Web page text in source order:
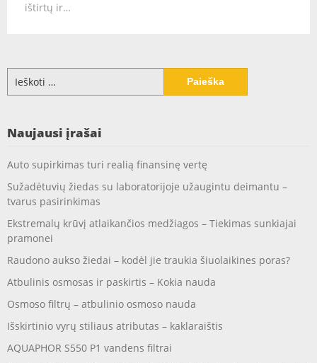
ištirtų ir…
Ieškoti:
Naujausi įrašai
Auto supirkimas turi realią finansinę vertę
Sužadėtuvių žiedas su laboratorijoje užaugintu deimantu –
tvarus pasirinkimas
Ekstremalų krūvį atlaikančios medžiagos – Tiekimas sunkiajai
pramonei
Raudono aukso žiedai – kodėl jie traukia šiuolaikines poras?
Atbulinis osmosas ir paskirtis – Kokia nauda
Osmoso filtrų – atbulinio osmoso nauda
Išskirtinio vyrų stiliaus atributas – kaklaraištis
AQUAPHOR S550 P1 vandens filtrai